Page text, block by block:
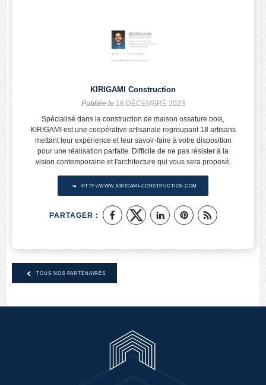
KIRIGAMI Construction
Publiée le 18 DÉCEMBRE 2023
Spécialisé dans la construction de maison ossature bois,
KIRIGAMI est une coopérative artisanale regroupant 18 artisans
mettant leur expérience et leur savoir-faire à votre disposition
pour une réalisation parfaite. Difficile de ne pas résister à la
vision contemporaine et l'architecture qui vous sera proposé.
HTTP://WWW.KIRIGAMI-CONSTRUCTION.COM
PARTAGER :
TOUS NOS PARTENAIRES